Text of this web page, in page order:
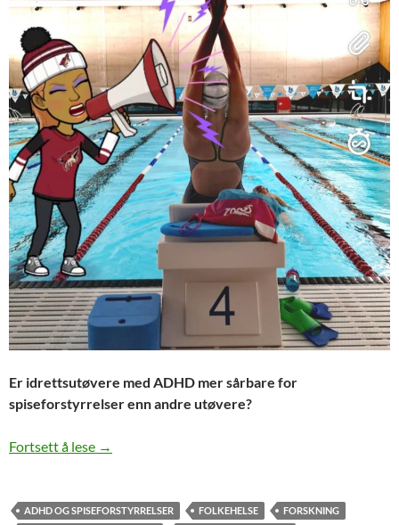
Er idrettsutøvere med ADHD mer sårbare for
spiseforstyrrelser enn andre utøvere?
Fortsett å lese Spiseforstyrrelser, konkurranseidrett og ADHD
→
ADHD OG SPISEFORSTYRRELSER FOLKEHELSE
FORSKNING